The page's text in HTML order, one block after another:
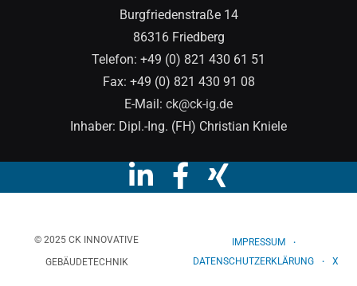
Burgfriedenstraße 14
86316 Friedberg
Telefon: +49 (0) 821 430 61 51
Fax: +49 (0) 821 430 91 08
E-Mail: ck@ck-ig.de
Inhaber: Dipl.-Ing. (FH) Christian Kniele
© 2025 CK INNOVATIVE
GEBÄUDETECHNIK
IMPRESSUM
DATENSCHUTZERKLÄRUNG
X